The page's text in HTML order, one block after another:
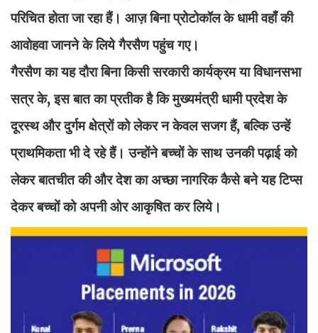
परिचित होता जा रहा हैं। आज़ बिना प्रोटोकॉल के धामी वहाँ की
आवोहवा जानने के लिये गैरसैण पहुंच गए।
गैरसैण का यह दौरा बिना किसी सरकारी कार्यक्रम या विधानसभा
सत्र के, इस बात का प्रतीक है कि मुख्यमंत्री धामी प्रदेश के
दूरस्थ और दुर्गम क्षेत्रों को लेकर न केवल सजग हैं, बल्कि उन्हें
प्राथमिकता भी दे रहे हैं। उन्होंने बच्चों के साथ उनकी पढ़ाई को
लेकर बातचीत की और देश का अच्छा नागरिक कैसे बने यह टिप्स
देकर बच्चों को अपनी ओर आकृषित कर लिये।